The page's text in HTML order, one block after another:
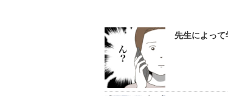
先生によっ